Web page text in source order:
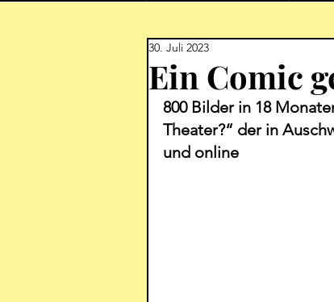
Ein Comic
30. Juli 2023
800 Bilder in 18
Theater?“ der in
und online